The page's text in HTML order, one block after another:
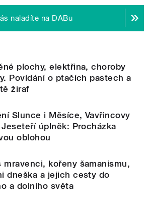
naladíte na DABu
plochy, elektřina, choroby
Povídání o ptačích pastech a
žiraf
Slunce i Měsíce, Vavřincovy
úplněk: Procházka
oblohou
mravenci, kořeny šamanismu,
dneška a jejich cesty do
a dolního světa